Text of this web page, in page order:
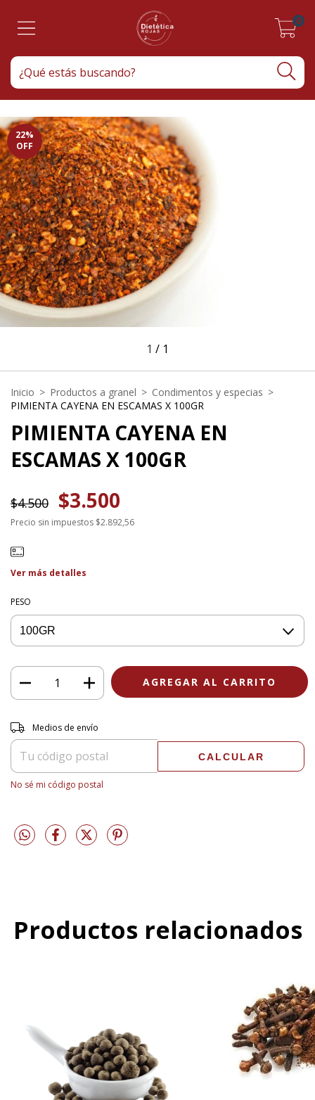
0
22%
OFF
1 / 1
Inicio > Productos a granel > Condimentos y especias >
PIMIENTA CAYENA EN ESCAMAS X 100GR
PIMIENTA CAYENA EN
ESCAMAS X 100GR
$4.500 $3.500
Precio sin impuestos $2.892,56
Ver más detalles
PESO
Entregas para el CP:
Medios de envío
CALCULAR
No sé mi código postal
Productos relacionados